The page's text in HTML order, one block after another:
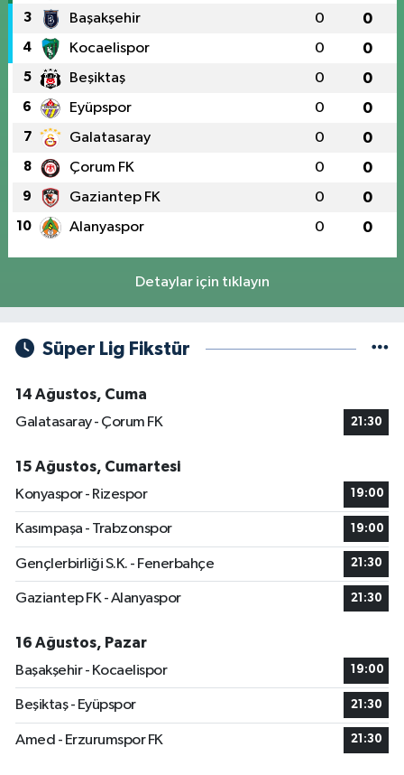
3 Başakşehir 0 0
4 Kocaelispor 0 0
5 Beşiktaş 0 0
6 Eyüpspor 0 0
7 Galatasaray 0 0
8 Çorum FK 0 0
9 Gaziantep FK 0 0
10 Alanyaspor 0 0
Detaylar için tıklayın
Süper Lig Fikstür
14 Ağustos, Cuma
Galatasaray - Çorum FK
21:30
15 Ağustos, Cumartesi
Konyaspor - Rizespor
19:00
Kasımpaşa - Trabzonspor 19:00
Gençlerbirliği S.K. - Fenerbahçe 21:30
Gaziantep FK - Alanyaspor 21:30
16 Ağustos, Pazar
Başakşehir - Kocaelispor
19:00
Beşiktaş - Eyüpspor 21:30
Amed - Erzurumspor FK 21:30